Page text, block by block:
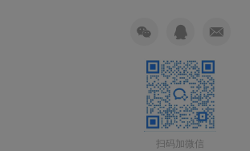
扫码加微信